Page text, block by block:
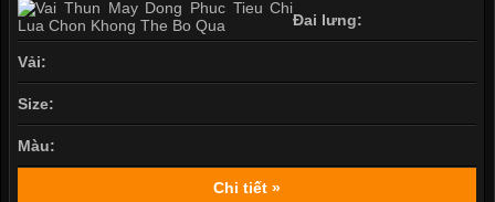
Đai lưng:
Vải:
Size:
Màu:
Chi tiết »